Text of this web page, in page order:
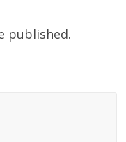
published.